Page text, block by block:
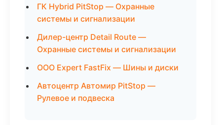
ГК Hybrid PitStop — Охранные
системы и сигнализации
Дилер-центр Detail Route —
Охранные системы и сигнализации
ООО Expert FastFix — Шины и диски
Автоцентр Автомир PitStop —
Рулевое и подвеска